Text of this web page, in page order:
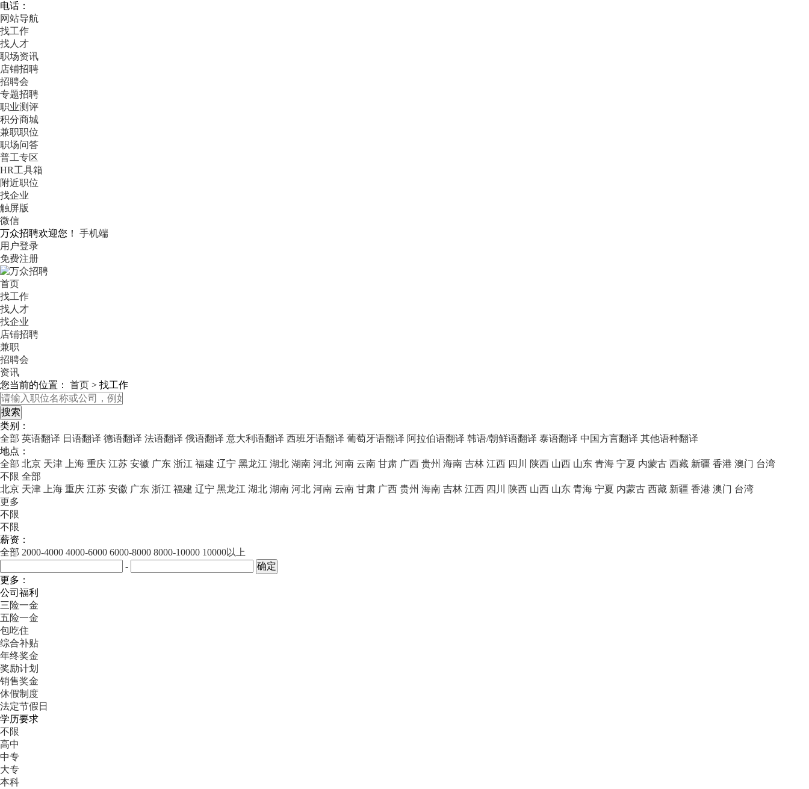
电话：
网站导航
找工作
找人才
职场资讯
店铺招聘
招聘会
专题招聘
职业测评
积分商城
兼职职位
职场问答
普工专区
HR工具箱
附近职位
找企业
触屏版
微信
万众招聘欢迎您！
手机端
用户登录
免费注册
首页
找工作
找人才
找企业
店铺招聘
兼职
招聘会
资讯
您当前的位置： 首页 > 找工作
类别：
全部 英语翻译 日语翻译 德语翻译 法语翻译 俄语翻译 意大利语翻译 西班牙语翻译 葡萄牙语翻译 阿拉伯语翻译 韩语/朝鲜语翻译 泰语翻译 中国方言翻译 其他语种翻译
地点：
全部 北京 天津 上海 重庆 江苏 安徽 广东 浙江 福建 辽宁 黑龙江 湖北 湖南 河北 河南 云南 甘肃 广西 贵州 海南 吉林 江西 四川 陕西 山西 山东 青海 宁夏 内蒙古 西藏 新疆 香港 澳门 台湾
不限 全部
北京 天津 上海 重庆 江苏 安徽 广东 浙江 福建 辽宁 黑龙江 湖北 湖南 河北 河南 云南 甘肃 广西 贵州 海南 吉林 江西 四川 陕西 山西 山东 青海 宁夏 内蒙古 西藏 新疆 香港 澳门 台湾
更多
不限
不限
薪资：
全部 2000-4000 4000-6000 6000-8000 8000-10000 10000以上
-
更多：
公司福利
三险一金
五险一金
包吃住
综合补贴
年终奖金
奖励计划
销售奖金
休假制度
法定节假日
学历要求
不限
高中
中专
大专
本科